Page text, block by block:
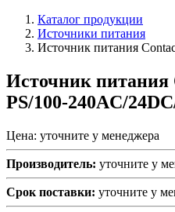
Каталог продукции
Источники питания
Источник питания
Источник
PS/100-240AC/
Цена: уточните у менеджера
Производитель: уточните у
Срок поставки: уточните у